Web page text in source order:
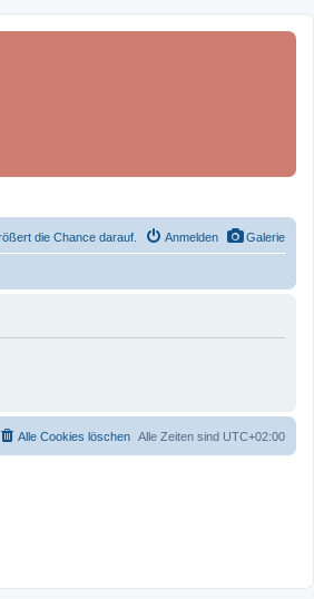
Galerie
Anmelden
die Chance darauf.
Alle Zeiten sind UTC+02:00
Alle Cookies löschen